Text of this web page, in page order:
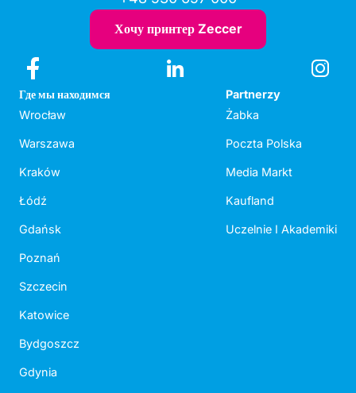
Хочу принтер Zeccer
Где мы находимся
Wrocław
Warszawa
Kraków
Łódź
Gdańsk
Poznań
Szczecin
Katowice
Bydgoszcz
Gdynia
Partnerzy
Żabka
Poczta Polska
Media Markt
Kaufland
Uczelnie I Akademiki